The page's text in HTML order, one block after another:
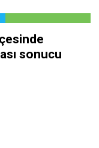
sonucu